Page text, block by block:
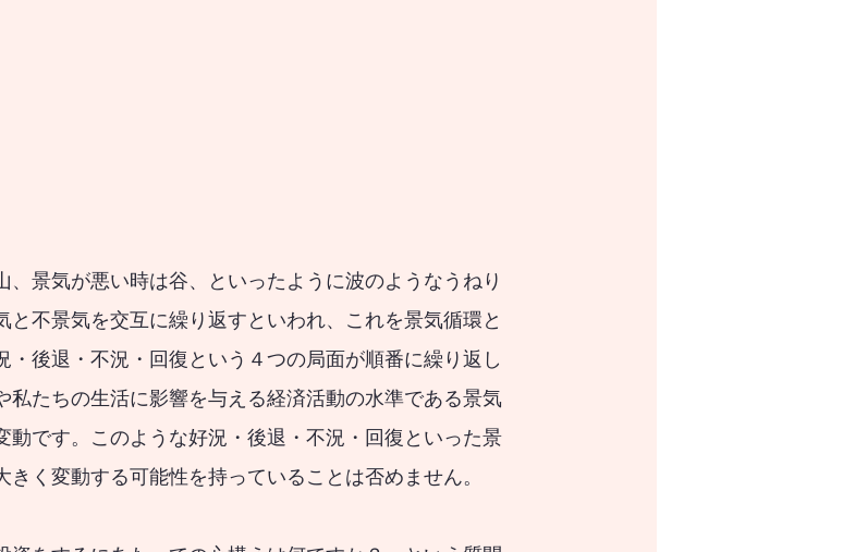
景気が悪い時は谷、といったように波のようなうねり
不景気を交互に繰り返すといわれ、これを景気循環と
後退・不況・回復という４つの局面が順番に繰り返し
たちの生活に影響を与える経済活動の水準である景気
動です。このような好況・後退・不況・回復といった景
く変動する可能性を持っていることは否めません。